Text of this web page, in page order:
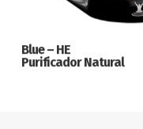
Blue – HE
Purificador Natural